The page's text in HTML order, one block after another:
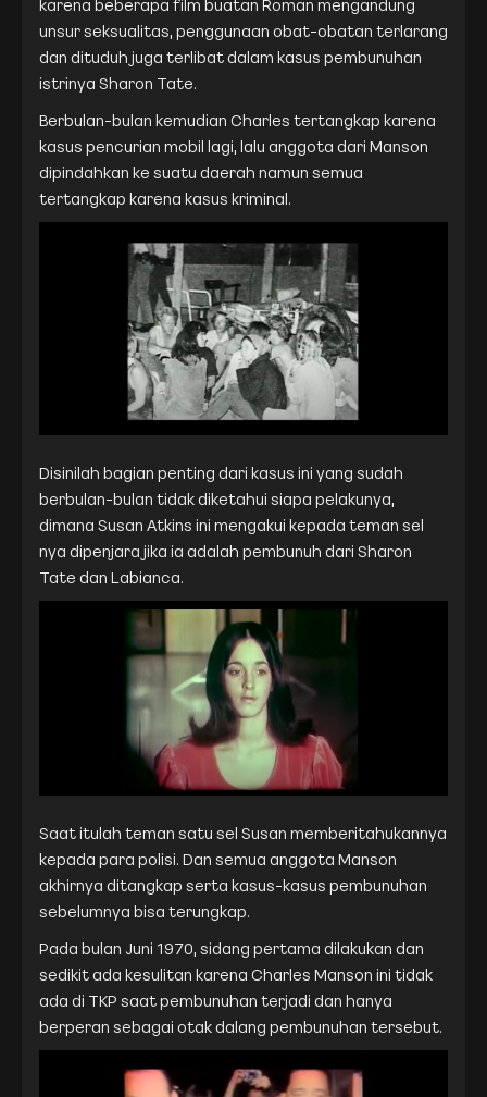
unsur seksualitas, penggunaan obat-obatan terlarang
dan dituduh juga terlibat dalam kasus pembunuhan
istrinya Sharon Tate.
Berbulan-bulan kemudian Charles tertangkap karena
kasus pencurian mobil lagi, lalu anggota dari Manson
dipindahkan ke suatu daerah namun semua
tertangkap karena kasus kriminal.
Disinilah bagian penting dari kasus ini yang sudah
berbulan-bulan tidak diketahui siapa pelakunya,
dimana Susan Atkins ini mengakui kepada teman sel
nya dipenjara jika ia adalah pembunuh dari Sharon
Tate dan Labianca.
Saat itulah teman satu sel Susan memberitahukannya
kepada para polisi. Dan semua anggota Manson
akhirnya ditangkap serta kasus-kasus pembunuhan
sebelumnya bisa terungkap.
Pada bulan Juni 1970, sidang pertama dilakukan dan
sedikit ada kesulitan karena Charles Manson ini tidak
ada di TKP saat pembunuhan terjadi dan hanya
berperan sebagai otak dalang pembunuhan tersebut.